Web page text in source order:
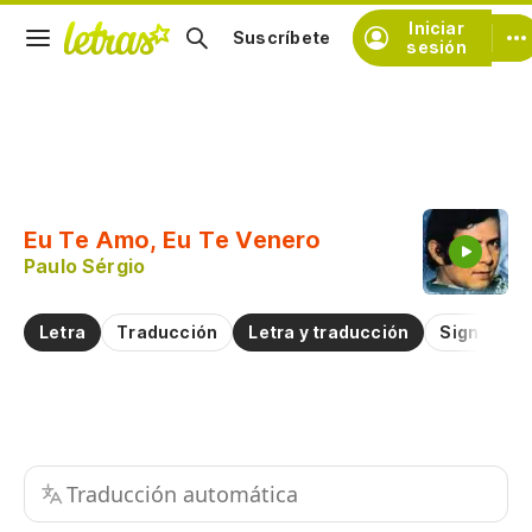
Iniciar
sesión
Suscríbete
Eu Te Amo, Eu Te Venero
Paulo Sérgio
Letra Traducción Letra y traducción
Traducción automática
Practicar la pronunciación de